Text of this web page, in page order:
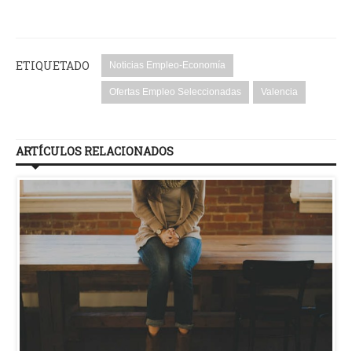
ETIQUETADO Noticias Empleo-Economía
Ofertas Empleo Seleccionadas Valencia
ARTÍCULOS RELACIONADOS